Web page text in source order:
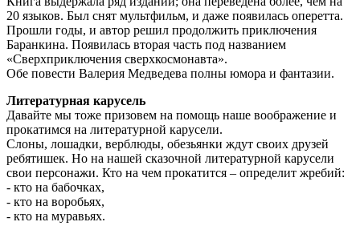
20 языков. Был снят мультфильм, и даже появилась оперетта.
Прошли годы, и автор решил продолжить приключения
Баранкина. Появилась вторая часть под названием
«Сверхприключения сверхкосмонавта».
Обе повести Валерия Медведева полны юмора и фантазии.
Литературная карусель
Давайте мы тоже призовем на помощь наше воображение и
прокатимся на литературной карусели.
Слоны, лошадки, верблюды, обезьянки ждут своих друзей
ребятишек. Но на нашей сказочной литературной карусели
свои персонажи. Кто на чем прокатится – определит жребий:
- кто на бабочках,
- кто на воробьях,
- кто на муравьях.